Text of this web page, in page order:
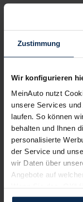
Zustimmung
Wir konfigurieren
MeinAuto nutzt
unsere Services
laufen. So können
behalten und Ihnen
personalisierte
der Service und
wir Daten über
Angebote auf
Wenn Sie das „OK“
und erlauben uns
BMW X5 vs.
BMW X5 noch dem
technisch und
Artikel lesen